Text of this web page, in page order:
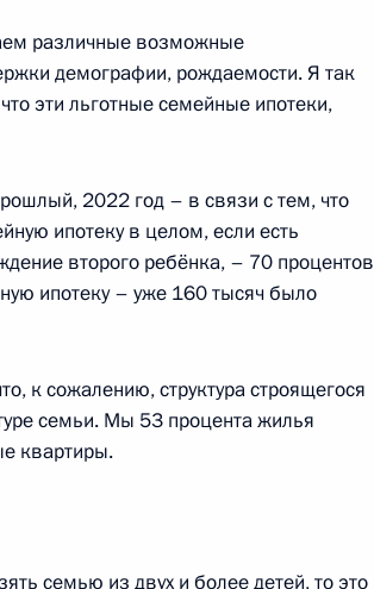
различные возможные
демографии, рождаемости. Я так
эти льготные семейные ипотеки,
2022 год – в связи с тем, что
ипотеку в целом, если есть
второго ребёнка, – 70 процентов
ипотеку – уже 160 тысяч было
к сожалению, структура строящегося
семьи. Мы 53 процента жилья
квартиры.
семью из двух и более детей, то это